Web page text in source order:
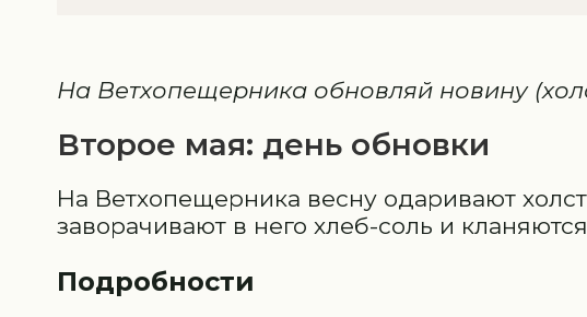
На Ветхопещерника обновляй новину
Второе мая: день обновки
На Ветхопещерника весну одаривают
заворачивают в него хлеб-соль и
Подробности